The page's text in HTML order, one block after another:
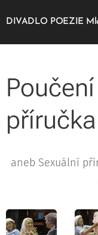
DIVADLO POEZIE
aneb Sexuální